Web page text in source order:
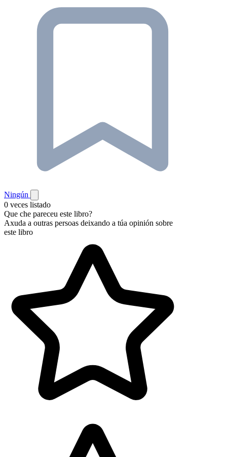
Ningún
0 veces listado
Que che pareceu este libro?
Axuda a outras persoas deixando a túa opinión sobre
este libro